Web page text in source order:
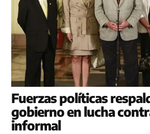
Fuerzas políticas
gobierno en lucha
informal